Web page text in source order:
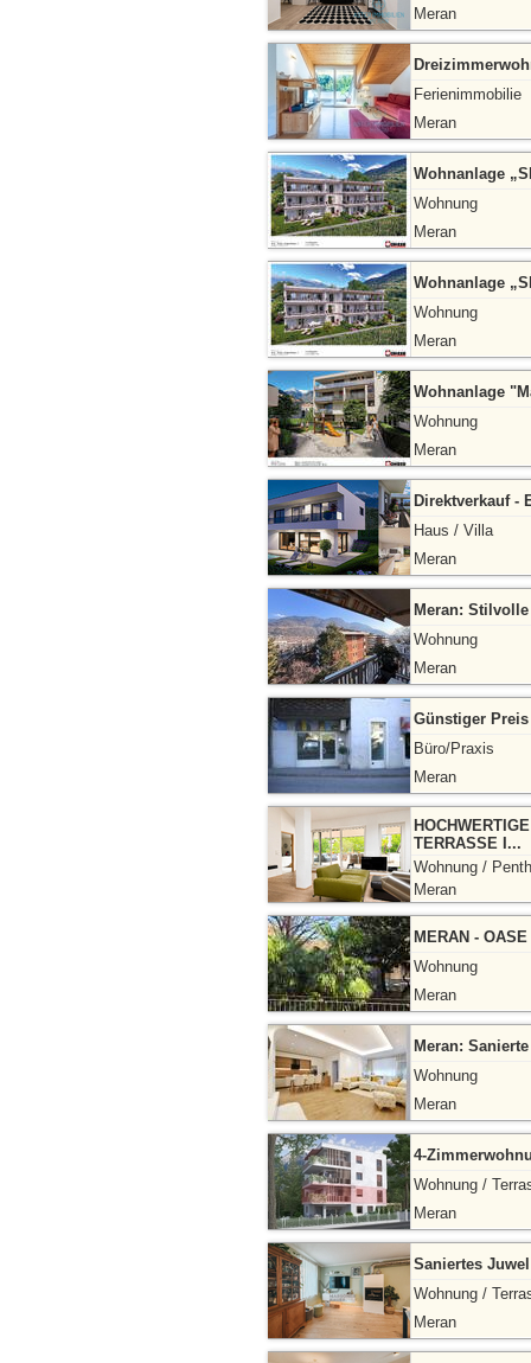
Meran
Ferienimmobilie
Meran
Wohnanlage
Wohnung
Meran
Wohnanlage
Wohnung
Meran
Wohnanlage
Wohnung
Meran
Direktverkauf -
Haus / Villa
Meran
Meran:
Wohnung
Meran
Günstiger
Büro/Praxis
Meran
TERRASSE I...
Wohnung /
Meran
MERAN -
Wohnung
Meran
Meran:
Wohnung
Meran
4-
Wohnung /
Meran
Saniertes
Wohnung /
Meran